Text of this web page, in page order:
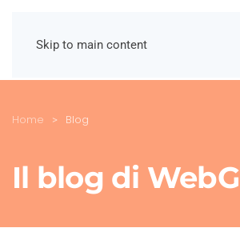
Skip to main content
Home Blog
Il blog di WebG